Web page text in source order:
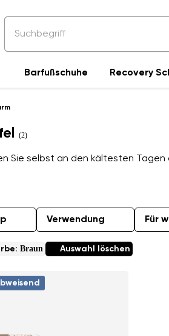
Barfußschuhe Recovery
(2)
Sie selbst an den kältesten
Verwendung Für
Braun Auswahl löschen